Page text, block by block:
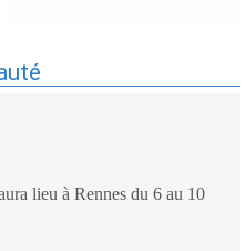
lieu à Rennes du 6 au 10